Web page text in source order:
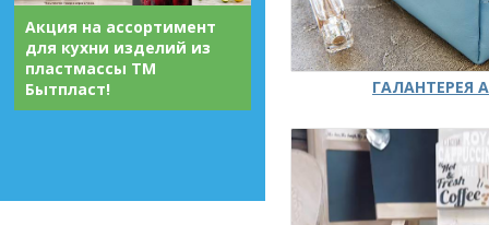
Акция на ассортимент
для кухни изделий из
пластмассы ТМ
Бытпласт!
ГАЛАНТЕРЕЯ